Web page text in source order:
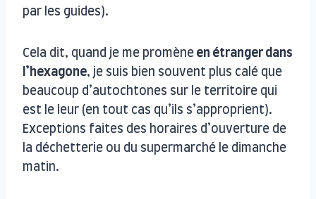
par les guides).
Cela dit, quand je me promène en étranger dans
l’hexagone, je suis bien souvent plus calé que
beaucoup d’autochtones sur le territoire qui
est le leur (en tout cas qu’ils s’approprient).
Exceptions faites des horaires d’ouverture de
la déchetterie ou du supermarché le dimanche
matin.